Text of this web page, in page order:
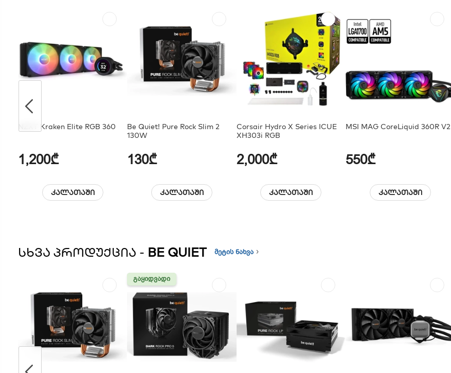
NZXT Kraken Elite RGB 360
1,200₾
კალათაში
Be Quiet! Pure Rock Slim 2
130W
130₾
კალათაში
Corsair Hydro X Series ICUE
XH303i RGB
2,000₾
კალათაში
MSI MAG CoreLiquid 360R V2
550₾
კალათაში
ᲡᲮᲕᲐ ᲞᲠᲝᲓᲣᲥᲪᲘᲐ - BE QUIET მეტის ნახვა
ᲒᲐᲧᲘᲓᲕᲐᲓᲘ
ᲒᲐᲧᲘᲓᲕᲐᲓᲘ